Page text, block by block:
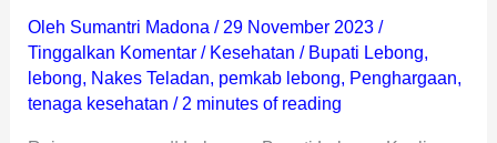
Oleh Sumantri Madona / 29 November 2023 /
Tinggalkan Komentar / Kesehatan / Bupati Lebong,
lebong, Nakes Teladan, pemkab lebong, Penghargaan,
tenaga kesehatan / 2 minutes of reading